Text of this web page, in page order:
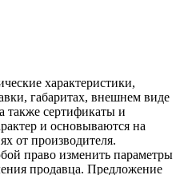
характеристики,
габаритах, внешнем виде
также сертификаты и
и основываются на
от производителя.
право изменить параметры
продавца. Предложение